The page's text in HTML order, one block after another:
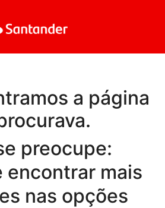
a página
preocupe:
encontrar mais
nas opções